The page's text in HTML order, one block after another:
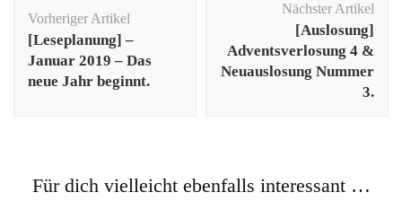
Vorheriger Artikel
[Leseplanung] –
Januar 2019 – Das
neue Jahr beginnt.
Nächster Artikel
[Auslosung]
Adventsverlosung 4 &
Neuauslosung Nummer
3.
Für dich vielleicht ebenfalls interessant …